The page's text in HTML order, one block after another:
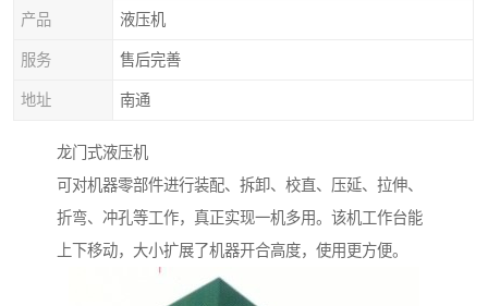
产品 液压机
服务 售后完善
地址 南通
龙门式液压机
可对机器零部件进行装配、拆卸、校直、压延、拉伸、
折弯、冲孔等工作，真正实现一机多用。该机工作台能
上下移动，大小扩展了机器开合高度，使用更方便。